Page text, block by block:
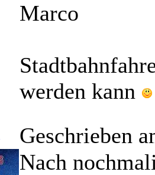
Marco
werden kann
Geschrieben
Nach